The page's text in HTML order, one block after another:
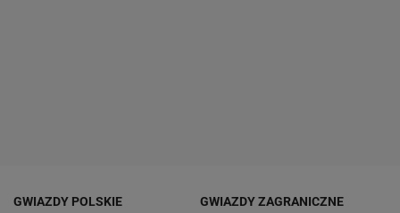
GWIAZDY POLSKIE GWIAZDY ZAGRANICZNE